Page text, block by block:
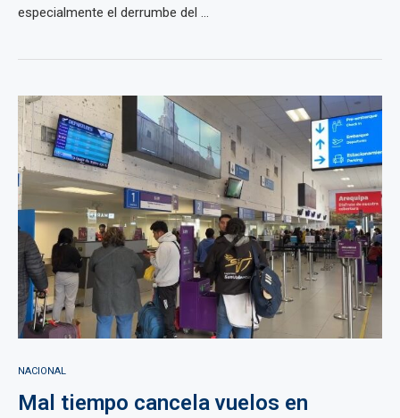
especialmente el derrumbe del ...
NACIONAL
Mal tiempo cancela vuelos en